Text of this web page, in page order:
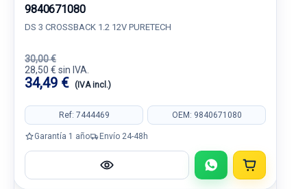
9840671080
DS 3 CROSSBACK 1.2 12V PURETECH
30,00 €
28,50 € sin IVA.
34,49 € (IVA incl.)
Ref: 7444469 OEM: 9840671080
Garantía 1 año Envío 24-48h